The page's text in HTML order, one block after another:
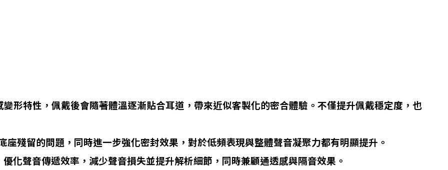
形特性，佩戴後會隨著體溫逐漸貼合耳道，帶來近似客製化的密合體驗。不僅提升佩戴穩定度，也
殘留的問題，同時進一步強化密封效果，對於低頻表現與整體聲音凝聚力都有明顯提升。
化聲音傳遞效率，減少聲音損失並提升解析細節，同時兼顧通透感與隔音效果。